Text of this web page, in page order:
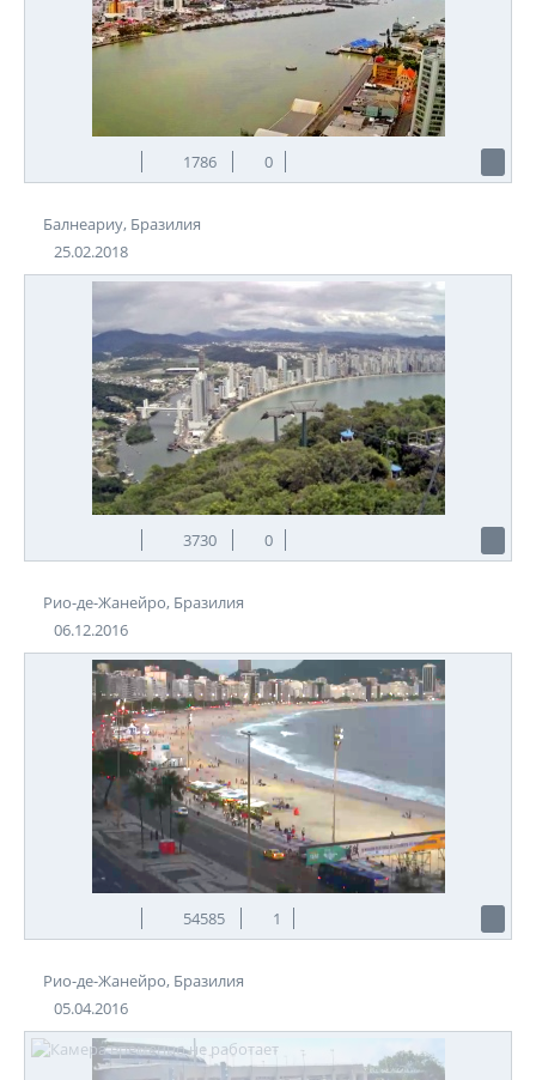
1786 0
Балнеариу, Бразилия
25.02.2018
3730 0
Рио-де-Жанейро, Бразилия
06.12.2016
54585 1
Рио-де-Жанейро, Бразилия
05.04.2016